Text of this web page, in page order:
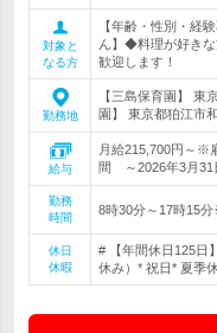
対象と
なる方
【年齢・性別・経
ん】◆料理が好きな
歓迎します！
勤務地
【三島保育園】 東
園】 東京都狛江市
給与
月給215,700円～※
間 ～2026年3月
勤務
時間
8時30分～17時15
休日
休暇
# 【年間休日125日
休み）* 祝日* 夏季